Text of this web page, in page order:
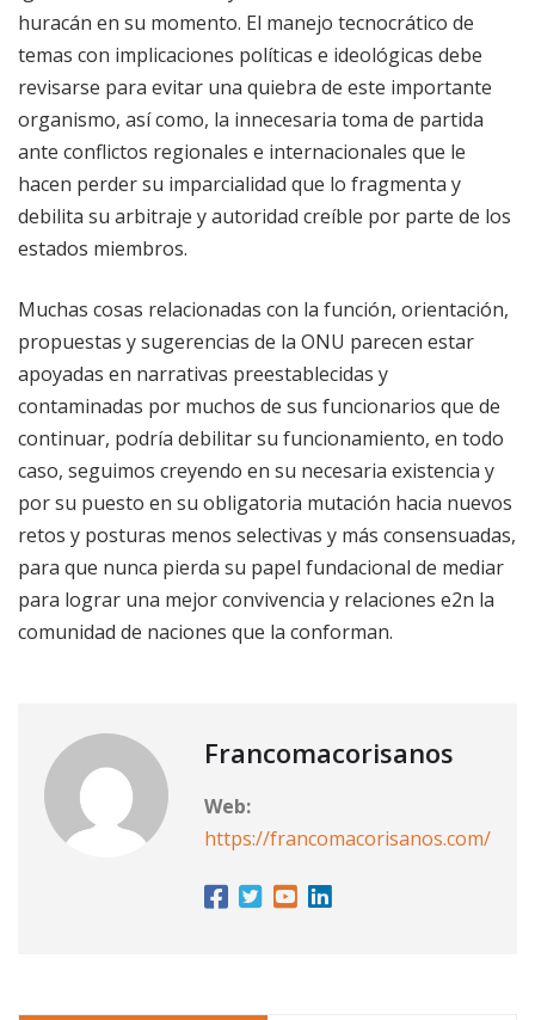
huracán en su momento. El manejo tecnocrático de
temas con implicaciones políticas e ideológicas debe
revisarse para evitar una quiebra de este importante
organismo, así como, la innecesaria toma de partida
ante conflictos regionales e internacionales que le
hacen perder su imparcialidad que lo fragmenta y
debilita su arbitraje y autoridad creíble por parte de los
estados miembros.
Muchas cosas relacionadas con la función, orientación,
propuestas y sugerencias de la ONU parecen estar
apoyadas en narrativas preestablecidas y
contaminadas por muchos de sus funcionarios que de
continuar, podría debilitar su funcionamiento, en todo
caso, seguimos creyendo en su necesaria existencia y
por su puesto en su obligatoria mutación hacia nuevos
retos y posturas menos selectivas y más consensuadas,
para que nunca pierda su papel fundacional de mediar
para lograr una mejor convivencia y relaciones e2n la
comunidad de naciones que la conforman.
Francomacorisanos
Web:
https://francomacorisanos.com/